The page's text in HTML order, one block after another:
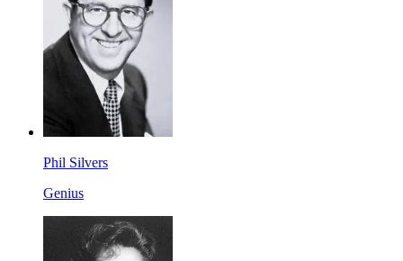
Phil Silvers
Genius